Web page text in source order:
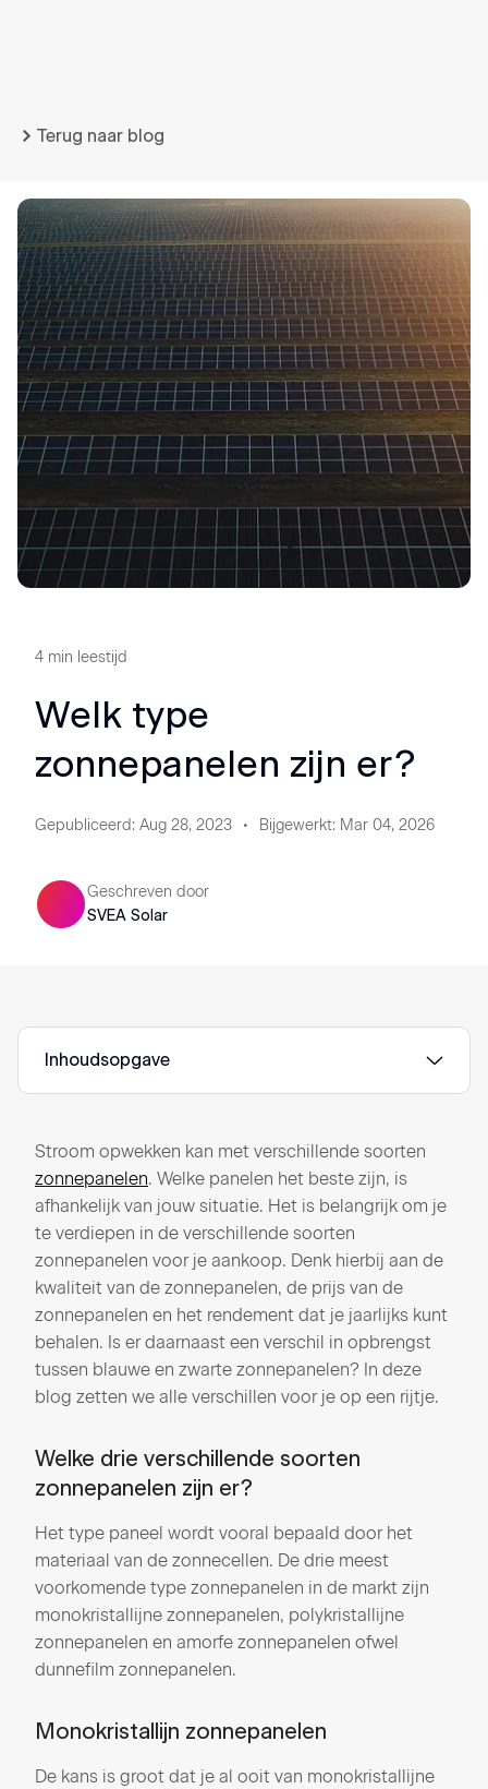
Terug naar blog
4 min leestijd
Welk type
zonnepanelen zijn er?
Gepubliceerd: Aug 28, 2023 Bijgewerkt: Mar 04, 2026
Geschreven door
SVEA Solar
Inhoudsopgave
Stroom opwekken kan met verschillende soorten
zonnepanelen. Welke panelen het beste zijn, is
afhankelijk van jouw situatie. Het is belangrijk om je
te verdiepen in de verschillende soorten
zonnepanelen voor je aankoop. Denk hierbij aan de
kwaliteit van de zonnepanelen, de prijs van de
zonnepanelen en het rendement dat je jaarlijks kunt
behalen. Is er daarnaast een verschil in opbrengst
tussen blauwe en zwarte zonnepanelen? In deze
blog zetten we alle verschillen voor je op een rijtje.
Welke drie verschillende soorten
zonnepanelen zijn er?
Het type paneel wordt vooral bepaald door het
materiaal van de zonnecellen. De drie meest
voorkomende type zonnepanelen in de markt zijn
monokristallijne zonnepanelen, polykristallijne
zonnepanelen en amorfe zonnepanelen ofwel
dunnefilm zonnepanelen.
Monokristallijn zonnepanelen
De kans is groot dat je al ooit van monokristallijne